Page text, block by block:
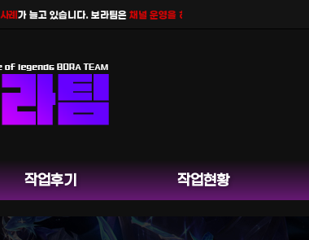
가 늘고 있습니다. 보라팀은채널 운영을 하지 않으며 공식 홈페이지 카카오톡
작업후기 작업현황